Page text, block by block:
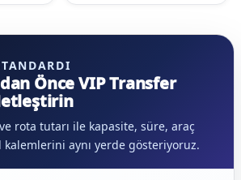
Önce VIP Transfer
ve rota tutarı ile kapasite, süre, araç
kalemlerini aynı yerde gösteriyoruz.